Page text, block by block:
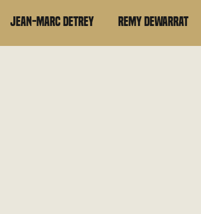
Jean-Marc Detrey Remy Dewarrat